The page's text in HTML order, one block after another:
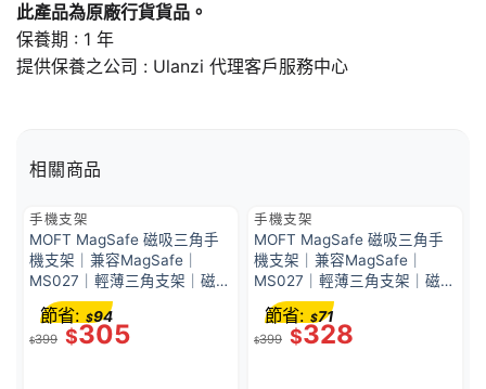
此產品為原廠行貨貨品。
保養期 : 1 年
提供保養之公司 : Ulanzi 代理客戶服務中心
相關商品
手機支架
MOFT MagSafe 磁吸三角手
機支架｜兼容MagSafe｜
MS027｜輕薄三角支架｜磁吸
支架｜MOVAS 專利純素皮革
｜自由調角度｜抗污耐刮 春湖
綠
$399 $305
節省: $94
手機支架
MOFT MagSafe 磁吸三角手
機支架｜兼容MagSafe｜
MS027｜輕薄三角支架｜磁吸
支架｜MOVAS 專利純素皮革
｜自由調角度｜抗污耐刮. 迷
霧灰
$399 $328
節省: $71